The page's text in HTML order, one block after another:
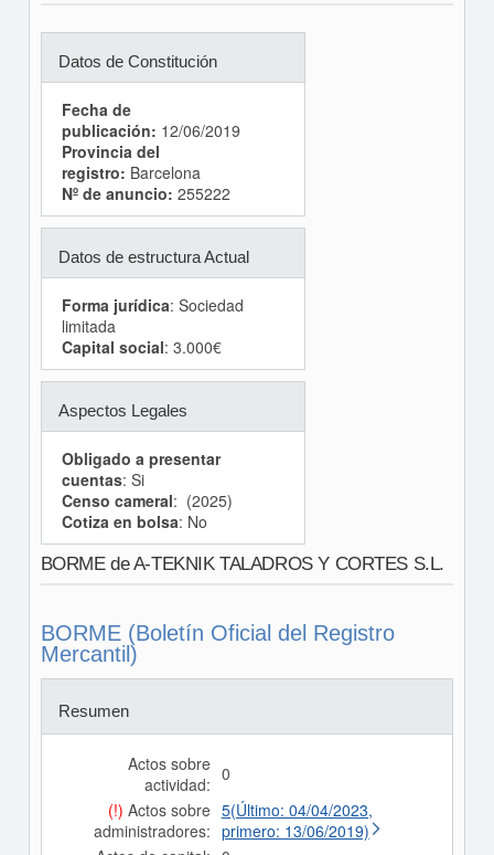
Datos de Constitución
Fecha de
publicación: 12/06/2019
Provincia del
registro: Barcelona
Nº de anuncio: 255222
Datos de estructura Actual
Forma jurídica: Sociedad
limitada
Capital social: 3.000€
Aspectos Legales
Obligado a presentar
cuentas: Si
Censo cameral: (2025)
Cotiza en bolsa: No
BORME de A-TEKNIK TALADROS Y CORTES S.L.
BORME (Boletín Oficial del Registro
Mercantil)
Resumen
Actos sobre
actividad: 0
(!) Actos sobre
administradores:
5(Último: 04/04/2023,
primero: 13/06/2019)